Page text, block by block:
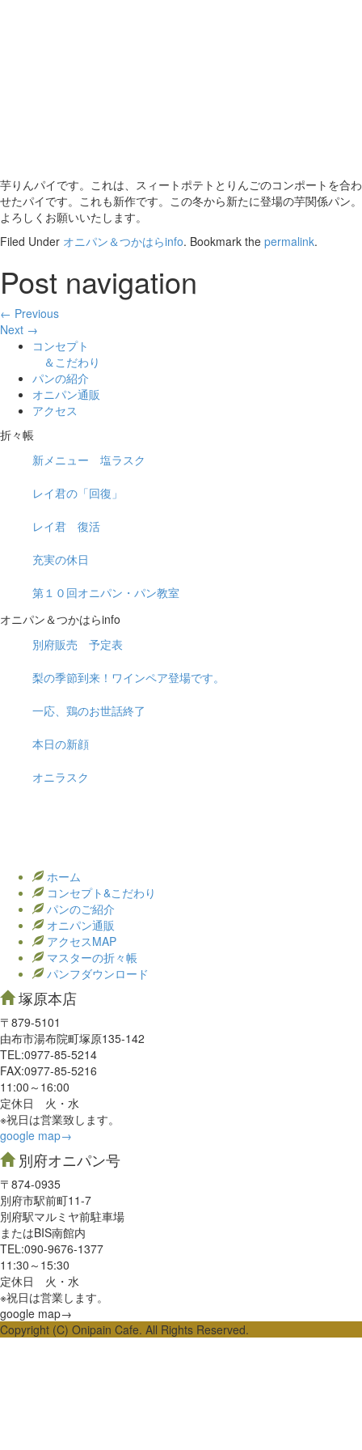
芋りんパイです。これは、スィートポテトとりんごのコンポートを合わ
せたパイです。これも新作です。この冬から新たに登場の芋関係パン。
よろしくお願いいたします。
Filed Under オニパン＆つかはらinfo. Bookmark the permalink.
Post navigation
← Previous
Next →
コンセプト
＆こだわり
パンの紹介
オニパン通販
アクセス
折々帳
新メニュー 塩ラスク
レイ君の「回復」
レイ君 復活
充実の休日
第１０回オニパン・パン教室
オニパン＆つかはらinfo
別府販売 予定表
梨の季節到来！ワインペア登場です。
一応、鶏のお世話終了
本日の新顔
オニラスク
ホーム
コンセプト&こだわり
パンのご紹介
オニパン通販
アクセスMAP
マスターの折々帳
パンフダウンロード
塚原本店
〒879-5101
由布市湯布院町塚原135-142
TEL:0977‐85-5214
FAX:0977‐85-5216
11:00～16:00
定休日 火・水
※祝日は営業致します。
google map→
別府オニパン号
〒874-0935
別府市駅前町11-7
別府駅マルミヤ前駐車場
またはBIS南館内
TEL:090-9676-1377
11:30～15:30
定休日 火・水
※祝日は営業します。
google map→
Copyright (C) Onipain Cafe. All Rights Reserved.